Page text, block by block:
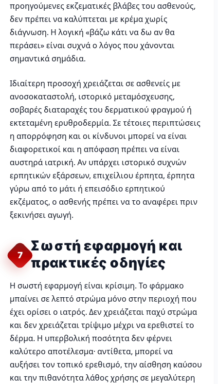
προηγούμενες εκζεματικές βλάβες του ασθενούς,
δεν πρέπει να καλύπτεται με κρέμα χωρίς
διάγνωση. Η λογική «βάζω κάτι να δω αν θα
περάσει» είναι συχνά ο λόγος που χάνονται
σημαντικά σημάδια.
Ιδιαίτερη προσοχή χρειάζεται σε ασθενείς με
ανοσοκαταστολή, ιστορικό μεταμόσχευσης,
σοβαρές διαταραχές του δερματικού φραγμού ή
εκτεταμένη ερυθροδερμία. Σε τέτοιες περιπτώσεις
η απορρόφηση και οι κίνδυνοι μπορεί να είναι
διαφορετικοί και η απόφαση πρέπει να είναι
αυστηρά ιατρική. Αν υπάρχει ιστορικό συχνών
ερπητικών εξάρσεων, επιχείλιου έρπητα, έρπητα
γύρω από το μάτι ή επεισόδιο ερπητικού
εκζέματος, ο ασθενής πρέπει να το αναφέρει πριν
ξεκινήσει αγωγή.
7
Σωστή εφαρμογή και
πρακτικές οδηγίες
Η σωστή εφαρμογή είναι κρίσιμη. Το φάρμακο
μπαίνει σε λεπτό στρώμα μόνο στην περιοχή που
έχει ορίσει ο ιατρός. Δεν χρειάζεται παχύ στρώμα
και δεν χρειάζεται τρίψιμο μέχρι να ερεθιστεί το
δέρμα. Η υπερβολική ποσότητα δεν φέρνει
καλύτερο αποτέλεσμα· αντίθετα, μπορεί να
αυξήσει τον τοπικό ερεθισμό, την αίσθηση καύσου
και την πιθανότητα λάθος χρήσης σε μεγαλύτερη